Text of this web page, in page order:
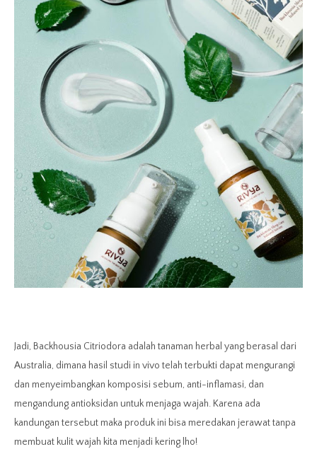
Jadi, Backhousia Citriodora adalah tanaman herbal yang berasal dari
Australia, dimana hasil studi in vivo telah terbukti dapat mengurangi
dan menyeimbangkan komposisi sebum, anti-inflamasi, dan
mengandung antioksidan untuk menjaga wajah. Karena ada
kandungan tersebut maka produk ini bisa meredakan jerawat tanpa
membuat kulit wajah kita menjadi kering lho!